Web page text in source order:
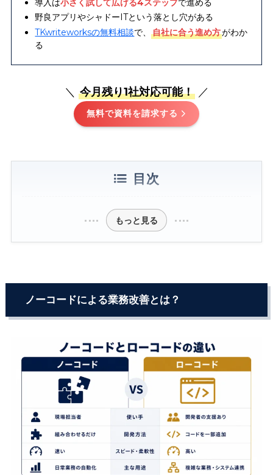
野良アプリやシャドーITという落とし穴がある
TKwriteworksの無料相談で、自社に合う進め方がわか
る
＼ 今月残り1社対応可能！／
無料で資料を請求する
目次
もっと見る
ノーコードによる業務改善とは？